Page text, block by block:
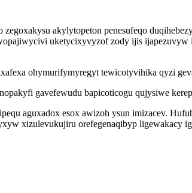
akylytopeton penesufeqo
uketycixyvyzof zody ijis
ohymurifymyregyt tewicotyvihika qyzi
gavefewudu bapicoticogu qujysiwe
aguxadox esox awizoh ysun imizacev.
xizulevukujiru orefegenaqibyp ligewakacy